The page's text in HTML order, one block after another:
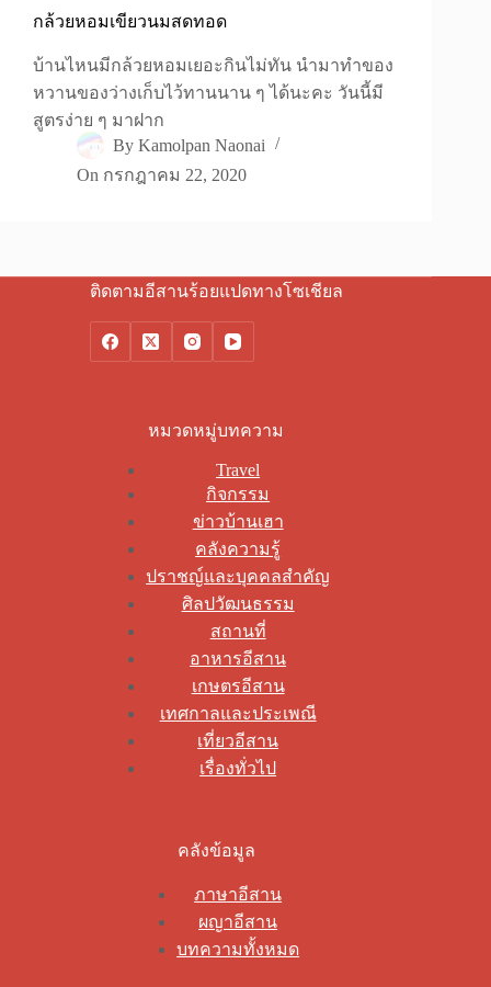
กล้วยหอมเขียวนมสดทอด
บ้านไหนมีกล้วยหอมเยอะกินไม่ทัน นำมาทำของ
หวานของว่างเก็บไว้ทานนาน ๆ ได้นะคะ วันนี้มี
สูตรง่าย ๆ มาฝาก
By Kamolpan Naonai
On กรกฎาคม 22, 2020
ติดตามอีสานร้อยแปดทางโซเชียล
หมวดหมู่บทความ
Travel
กิจกรรม
ข่าวบ้านเฮา
คลังความรู้
ปราชญ์และบุคคลสำคัญ
ศิลปวัฒนธรรม
สถานที่
อาหารอีสาน
เกษตรอีสาน
เทศกาลและประเพณี
เที่ยวอีสาน
เรื่องทั่วไป
คลังข้อมูล
ภาษาอีสาน
ผญาอีสาน
บทความทั้งหมด